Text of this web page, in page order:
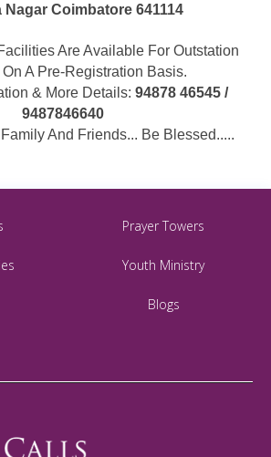
Nagar Coimbatore 641114
Are Available For Outstation
A Pre-Registration Basis.
& More Details: 94878 46545 /
9487846640
And Friends... Be Blessed.....
Prayer Towers
Youth Ministry
Blogs